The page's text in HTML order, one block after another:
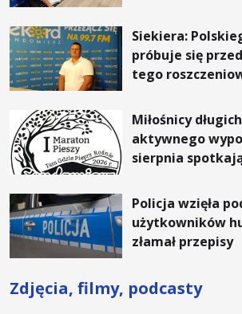
rachunki za
komfort życia i...
powietrze
Siekiera:
próbuje się
tego
Miłośnicy
aktywnego
sierpnia
Pieszym „Tam
Rośnie”
Policja wzięła
użytkowników
złamał przepisy
Zdjęcia, filmy, podcasty